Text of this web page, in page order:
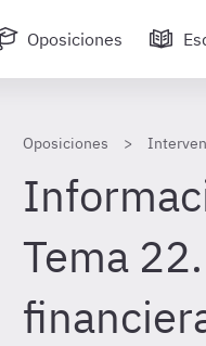
Oposiciones
Oposiciones
Tema